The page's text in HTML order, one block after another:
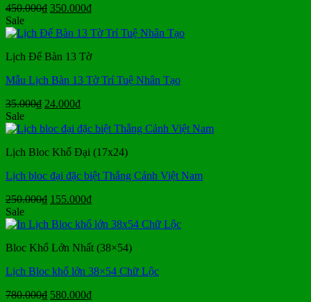
450.000₫ Giá
là:
350.000₫Giá
tại
350.000₫.
Sale
Lịch Để Bàn 13 Tờ
Mẫu Lịch Bàn 13 Tờ Trí Tuệ Nhân Tạo
35.000₫ Giá
là:
24.000₫Giá
tại
24.000₫.
Sale
Lịch Bloc Khổ Đại (17x24)
Lịch bloc đại đặc biệt Thắng Cảnh Việt Nam
250.000₫ Giá
là:
155.000₫Giá
tại
155.000₫.
Sale
Bloc Khổ Lớn Nhất (38×54)
Lịch Bloc khổ lớn 38×54 Chữ Lộc
780.000₫ Giá
580.000₫Giá